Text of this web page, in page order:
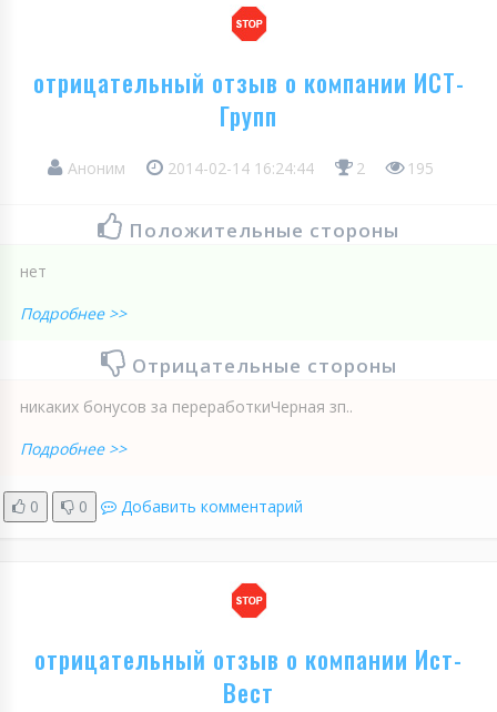
отрицательный отзыв о компании ИСТ-
Групп
Аноним 2014-02-14 16:24:44 2 195
Положительные стороны
нет
Подробнее >>
Отрицательные стороны
никаких бонусов за переработкиЧерная зп..
Подробнее >>
0 0 Добавить комментарий
отрицательный отзыв о компании Ист-
Вест